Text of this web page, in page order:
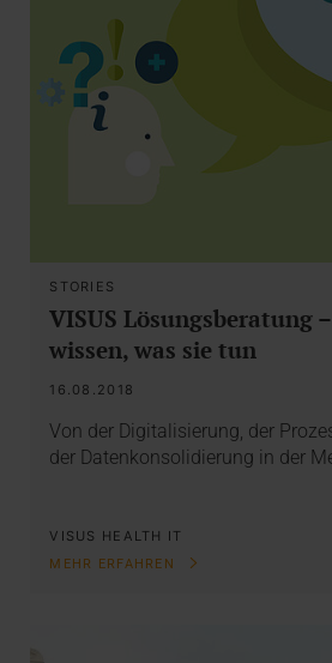
STORIES
VISUS Lösungsberatung
wissen, was sie tun
16.08.2018
Von der Digitalisierung, der
der Datenkonsolidierung in der
VISUS HEALTH IT
MEHR ERFAHREN